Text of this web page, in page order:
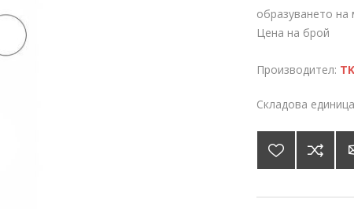
образуването на
Цена на брой
Производител:
Складова